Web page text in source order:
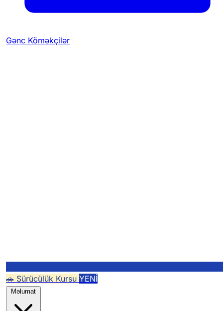
Gənc Köməkçilər
🚗 Sürücülük Kursu YENİ
Məlumat